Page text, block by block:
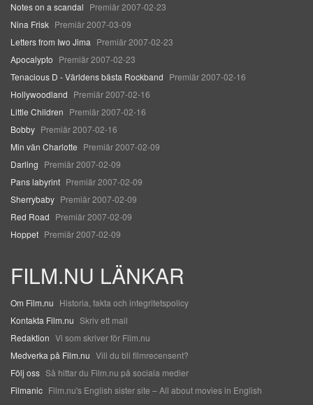
Notes on a scandal Premiär 2007-02-23
Nina Frisk Premiär 2007-03-09
Letters from Iwo Jima Premiär 2007-02-23
Apocalypto Premiär 2007-02-23
Tenacious D - Världens bästa Rockband Premiär 2007-02-16
Hollywoodland Premiär 2007-02-16
Little Children Premiär 2007-02-16
Bobby Premiär 2007-02-16
Min vän Charlotte Premiär 2007-02-09
Darling Premiär 2007-02-09
Pans labyrint Premiär 2007-02-09
Sherrybaby Premiär 2007-02-09
Red Road Premiär 2007-02-09
Hoppet Premiär 2007-02-09
FILM.NU LÄNKAR
Om Film.nu Historia, fakta och integritetspolicy
Kontakta Film.nu Skriv ett mail
Redaktion Vi som skriver för Film.nu
Medverka på Film.nu Vill du bli filmrecensent?
Följ oss Så hittar du Film.nu på sociala medier
Filmanic Film.nu's English sister site – All about movies in English